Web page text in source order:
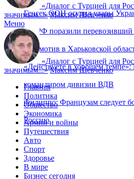
Генсек ООН осудил удары
ВС РФ поразили
локомотив в Харьковской
«Действуете в хорошем
командиром дивизии ВДВ
Филиппо: Французам следует
Россию
«Диалог с Турцией для
значимым...» Максим Шевченко
Меню
«Диалог с Турцией для
значимым...» Максим Шевченко
Главная
Политика
Общество
Экономика
Армии и войны
Путешествия
Авто
Спорт
Здоровье
В мире
Бизнес сегодня